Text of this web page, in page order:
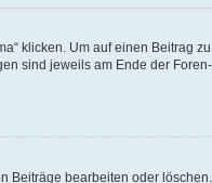
klicken. Um auf einen Beitrag
sind jeweils am Ende der
bearbeiten oder